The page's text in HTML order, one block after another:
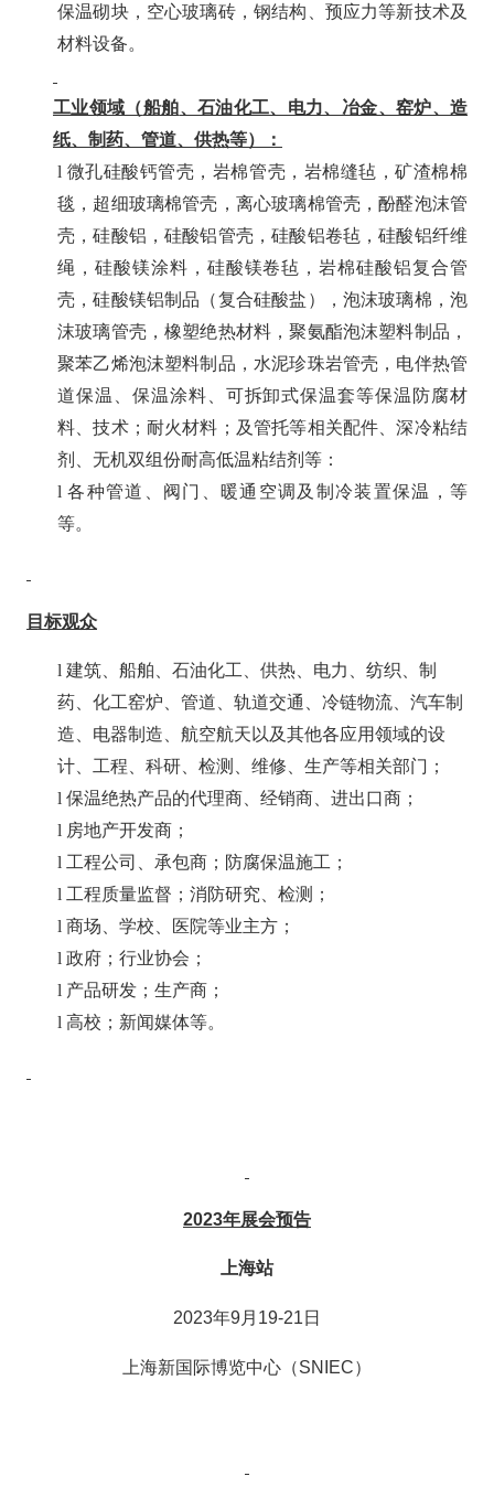
保温砌块，空心玻璃砖，钢结构、预应力等新技术及
材料设备。
工业领域（船舶、石油化工、电力、冶金、窑炉、造
纸、制药、管道、供热等）
：
l 微孔硅酸钙管壳，岩棉管壳，岩棉缝毡，矿渣棉棉
毯，超细玻璃棉管壳，离心玻璃棉管壳，酚醛泡沫管
壳，硅酸铝，硅酸铝管壳，硅酸铝卷毡，硅酸铝纤维
绳，硅酸镁涂料，硅酸镁卷毡，岩棉硅酸铝复合管
壳，硅酸镁铝制品（复合硅酸盐），泡沫玻璃棉，泡
沫玻璃管壳，橡塑绝热材料，聚氨酯泡沫塑料制品，
聚苯乙烯泡沫塑料制品，水泥珍珠岩管壳，电伴热管
道保温、保温涂料、可拆卸式保温套等保温防腐材
料、技术； 耐火材料； 及管托等相关配件、深冷粘结
剂、无机双组份耐高低温粘结剂等：
l各种管道、阀门、暖通空调及制冷装置保温 ，等
等。
目标观众
l 建筑、船舶、石油化工、供热、电力、纺织、制
药、化工窑炉、管道、轨道交通、冷链物流、汽车制
造、电器制造、航空航天以及其他各应用领域的设
计、工程、科研、检测、维修、生产等相关部门；
l 保温绝热产品的代理商、经销商、进出口商；
l 房地产开发商 ；
l 工程公司 承包商 ； 防腐保温施工；
l 工程质量监督；消防研究、检测；
l 商场、学校、医院等业主方；
l 政府 ； 行业协会；
l 产品研发；生产商；
l 高校； 新闻媒体等。
2023年展会预告
上海站
2023年9月 19-21 日
上海新国际博览中心（SNIEC）